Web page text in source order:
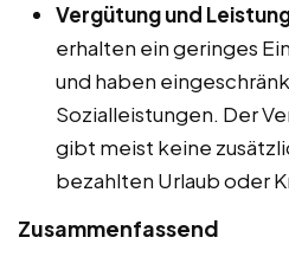
Vergütung und
erhalten ein geringes
und haben
Sozialleistungen. Der
gibt meist keine
bezahlten Urlaub oder
Zusammenfassend